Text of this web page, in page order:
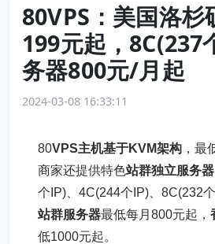
80VPS：美国洛杉
199元起，8C(237
务器800元/月起
2024-03-08 16:33:11
80VPS主机基于KVM架构 ，最
商家还提供特色站群独立服务器
个IP)、4C(244个IP)、8C(232
站群服务器最低每月800元起，
低1000元起。